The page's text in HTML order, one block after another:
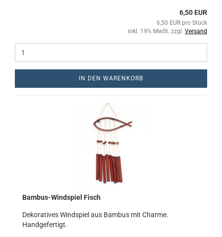
6,50 EUR
6,50 EUR pro Stück
inkl. 19% MwSt. zzgl. Versand
IN DEN WARENKORB
Bambus-Windspiel Fisch
Dekoratives Windspiel aus Bambus mit Charme.
Handgefertigt.